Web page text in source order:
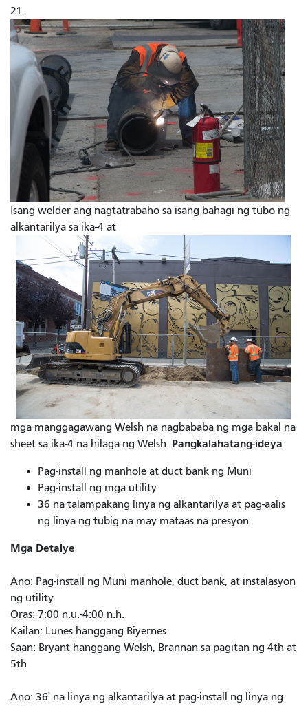
21.
Isang welder ang nagtatrabaho sa isang bahagi ng tubo ng
alkantarilya sa ika-4 at
mga manggagawang Welsh na nagbababa ng mga bakal na
sheet sa ika-4 na hilaga ng Welsh. Pangkalahatang-ideya
Pag-install ng manhole at duct bank ng Muni
Pag-install ng mga utility
36 na talampakang linya ng alkantarilya at pag-aalis
ng linya ng tubig na may mataas na presyon
Mga Detalye
Ano: Pag-install ng Muni manhole, duct bank, at instalasyon
ng utility
Oras: 7:00 n.u.-4:00 n.h.
Kailan: Lunes hanggang Biyernes
Saan: Bryant hanggang Welsh, Brannan sa pagitan ng 4th at
5th
Ano: 36' na linya ng alkantarilya at pag-install ng linya ng